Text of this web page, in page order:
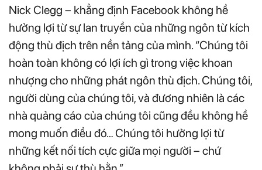
Nick Clegg – khẳng định Facebook không hề
hưởng lợi từ sự lan truyền của những ngôn từ kích
động thù địch trên nền tảng của mình. “Chúng tôi
hoàn toàn không có lợi ích gì trong việc khoan
nhượng cho những phát ngôn thù địch. Chúng tôi,
người dùng của chúng tôi, và đương nhiên là các
nhà quảng cáo của chúng tôi cũng đều không hề
mong muốn điều đó… Chúng tôi hưởng lợi từ
những kết nối tích cực giữa mọi người – chứ